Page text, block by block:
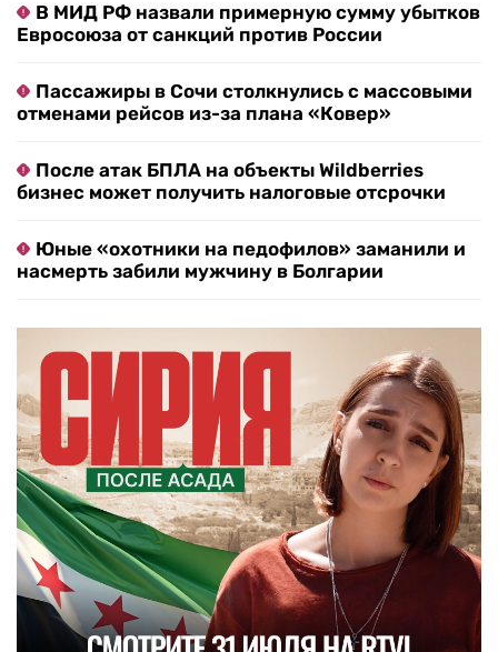
В МИД РФ назвали примерную сумму убытков
Евросоюза от санкций против России
Пассажиры в Сочи столкнулись с массовыми
отменами рейсов из-за плана «Ковер»
После атак БПЛА на объекты Wildberries
бизнес может получить налоговые отсрочки
Юные «охотники на педофилов» заманили и
насмерть забили мужчину в Болгарии